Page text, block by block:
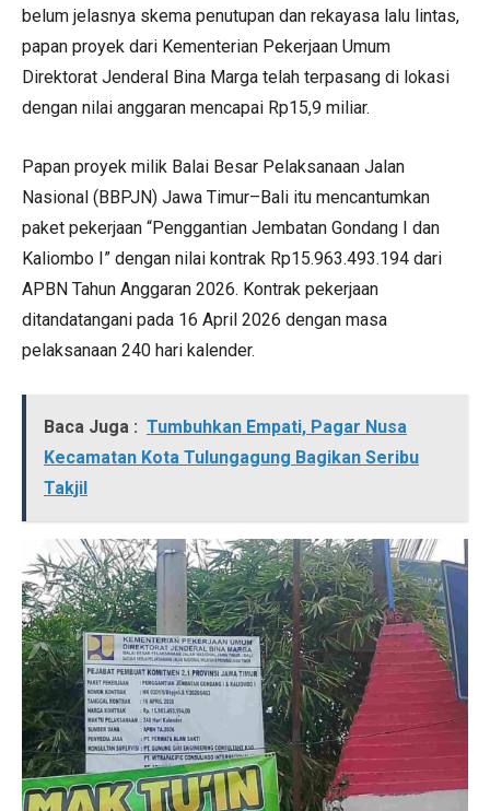
belum jelasnya skema penutupan dan rekayasa lalu lintas,
papan proyek dari Kementerian Pekerjaan Umum
Direktorat Jenderal Bina Marga telah terpasang di lokasi
dengan nilai anggaran mencapai Rp15,9 miliar.
Papan proyek milik Balai Besar Pelaksanaan Jalan
Nasional (BBPJN) Jawa Timur–Bali itu mencantumkan
paket pekerjaan “Penggantian Jembatan Gondang I dan
Kaliombo I” dengan nilai kontrak Rp15.963.493.194 dari
APBN Tahun Anggaran 2026. Kontrak pekerjaan
ditandatangani pada 16 April 2026 dengan masa
pelaksanaan 240 hari kalender.
Baca Juga : Tumbuhkan Empati, Pagar Nusa
Kecamatan Kota Tulungagung Bagikan Seribu
Takjil